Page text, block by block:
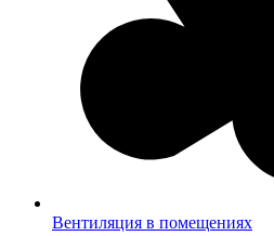
Вентиляция в помещениях